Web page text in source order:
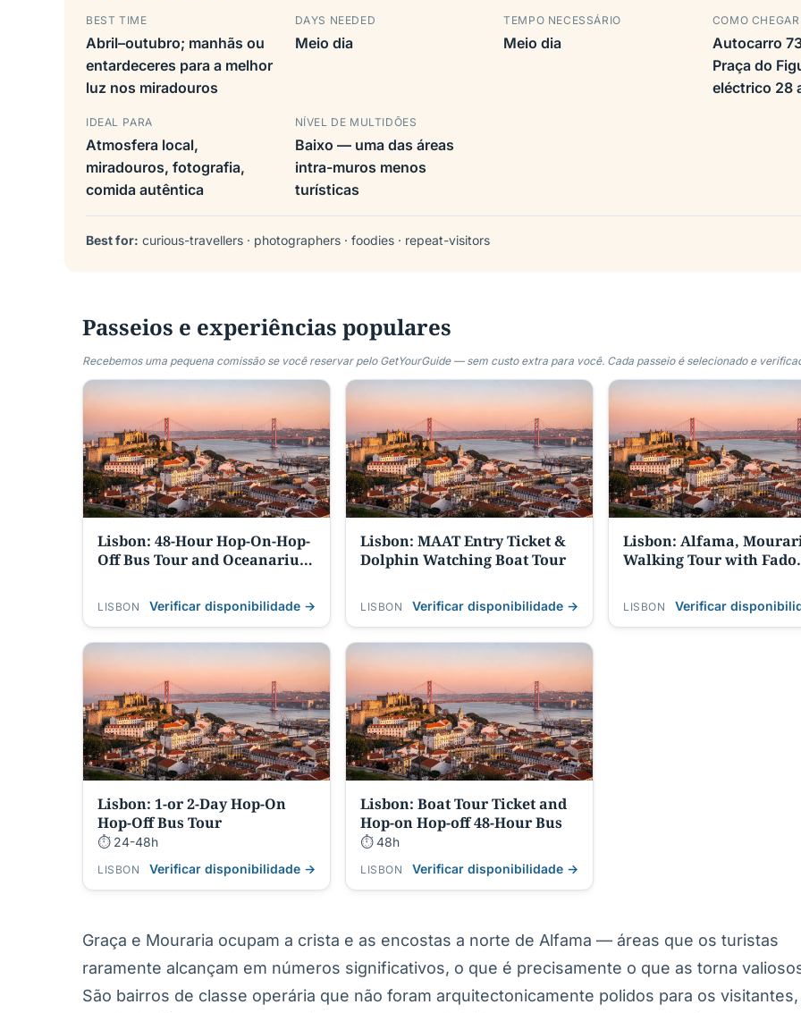
BEST TIME
Abril–outubro; manhãs ou
entardeceres para a melhor
luz nos miradouros
DAYS NEEDED
Meio dia
TEMPO NECESSÁRIO
Meio dia
COMO CHEGAR
Autocarro
Praça do
eléctrico 28
IDEAL PARA
Atmosfera local,
miradouros, fotografia,
comida autêntica
NÍVEL DE MULTIDÕES
Baixo — uma das áreas
intra-muros menos
turísticas
Best for: curious-travellers · photographers · foodies · repeat-visitors
Passeios e experiências populares
Recebemos uma pequena comissão se você reservar pelo GetYourGuide — sem custo extra para você. Cada passeio é selecionado e
Lisbon: 48-Hour Hop-On-Hop-
Off Bus Tour and Oceanarium
LISBON Verificar disponibilidade →
Lisbon: MAAT Entry Ticket &
Dolphin Watching Boat Tour
LISBON Verificar disponibilidade →
Lisbon: Alfama,
Walking Tour with Fado
LISBON Verificar
Lisbon: 1-or 2-Day Hop-On
Hop-Off Bus Tour
⏱ 24-48h
LISBON Verificar disponibilidade →
Lisbon: Boat Tour Ticket and
Hop-on Hop-off 48-Hour Bus
⏱ 48h
LISBON Verificar disponibilidade →
Graça e Mouraria ocupam a crista e as encostas a norte de Alfama — áreas que os turistas
raramente alcançam em números significativos, o que é precisamente o que as torna
São bairros de classe operária que não foram arquitectonicamente polidos para os